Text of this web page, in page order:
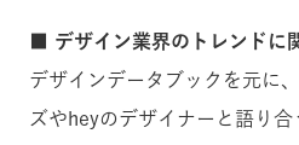
■ デザイン業界のトレンドに
デザインデータブックを元に
ズやheyのデザイナーと語り